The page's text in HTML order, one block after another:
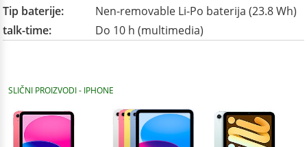
Tip baterije:
Nen-removable Li-Po baterija (23.8 Wh)
talk-time:
Do 10 h (multimedia)
SLIČNI PROIZVODI - IPHONE